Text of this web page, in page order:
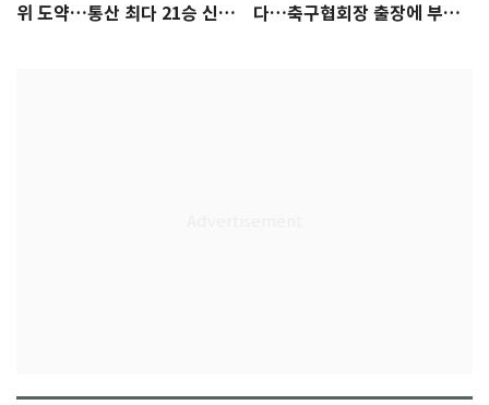
위 도약…통산 최다 21승 신기
다…축구협회장 출장에 부인